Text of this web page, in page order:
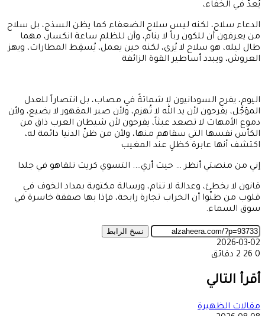
يُعدّ في الخفاء،
الدعاء سلاح، لكنه ليس سلاح الضعفاء كما يظن السذج، بل سلاح
من يعرفون أن للكون رباً لا ينام، وأن للظلم ساعة انكسار، مهما
طال ليله، هو سلاح لا يُرى، لكنه حين يعمل، يُسقِط المطارات، ويهز
العروش، ويبدد أساطير القوة الزائفة
اليوم، يفرح السودانيون لا شماتةً في مصاب، بل انتصاراً للعدل
المؤجَّل، يفرحون لأن يد الله لا تُهزم، ولأن صبر المقهور لا يضيع، ولأن
دموع الأمهات لا تصعد عبثاً، يفرحون لأن شيطان العرب ذاق من
الكأس نفسها التي سقاهم منها، ولأن من ظنّ الدنيا دائمة له،
اكتشف أنها عابرة كظلٍ عند المغيب
إني من منصتي أنظر … حيث أري…. التسوي كريت تلقاهو في جلدا
قانون لا يخطئ، وعدالة لا تنام، ورسالة مكتوبة بمداد الخوف في
قلوب من ظنّوا أن الخراب تجارة رابحة، فإذا بها صفقة خاسرة في
سوق السماء.
نسخ الرابط
2026-03-02
0
2 دقائق
عبر
البريد
أقرأ التالي
مقالات الظهيرة